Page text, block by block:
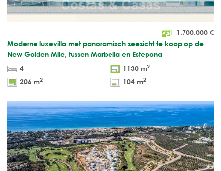
1.700.000 €
Moderne luxevilla met panoramisch zeezicht te koop op de
New Golden Mile, tussen Marbella en Estepona
4
1130 m2
206 m2 104 m2